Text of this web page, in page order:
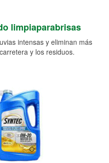
limpiaparabrisas
intensas y eliminan más
y los residuos.